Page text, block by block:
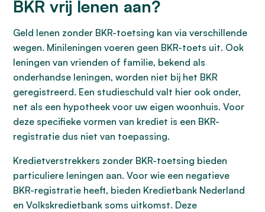
BKR vrij lenen aan?
Geld lenen zonder BKR-toetsing kan via verschillende
wegen. Minileningen voeren geen BKR-toets uit. Ook
leningen van vrienden of familie, bekend als
onderhandse leningen, worden niet bij het BKR
geregistreerd. Een studieschuld valt hier ook onder,
net als een hypotheek voor uw eigen woonhuis. Voor
deze specifieke vormen van krediet is een BKR-
registratie dus niet van toepassing.
Kredietverstrekkers zonder BKR-toetsing bieden
particuliere leningen aan. Voor wie een negatieve
BKR-registratie heeft, bieden Kredietbank Nederland
en Volkskredietbank soms uitkomst. Deze